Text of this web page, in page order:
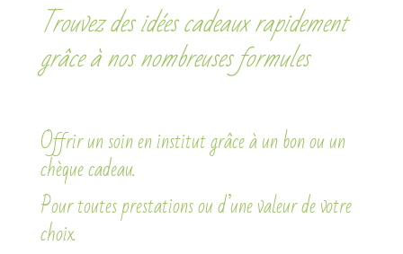
Trouvez des idées cadeaux rapidement
grâce à nos nombreuses formules
Offrir un soin en institut grâce à un bon ou un
chèque cadeau.
Pour toutes prestations ou d’une valeur de votre
choix.